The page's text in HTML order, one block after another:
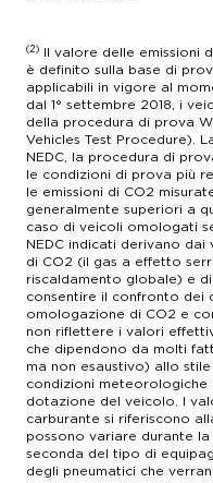
(2) Il valore delle emissioni
è definito sulla base di
applicabili in vigore al
dal 1° settembre 2018, i
della procedura di prova
Vehicles Test Procedure).
NEDC, la procedura di
le condizioni di prova più
le emissioni di CO2
generalmente superiori a
caso di veicoli omologati
NEDC indicati derivano dai
di CO2 (il gas a effetto
riscaldamento globale) e
consentire il confronto dei
omologazione di CO2 e
non riflettere i valori
che dipendono da molti
ma non esaustivo) allo
condizioni meteorologiche
dotazione del veicolo. I
carburante si riferiscono
possono variare durante
seconda del tipo di
degli pneumatici che